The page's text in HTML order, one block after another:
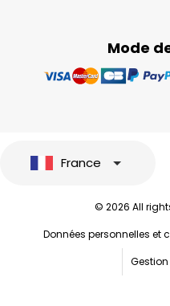
Mode
France
© 2026 All
Données personnelles et